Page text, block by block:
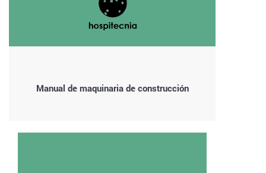
Manual de maquinaria de construcción